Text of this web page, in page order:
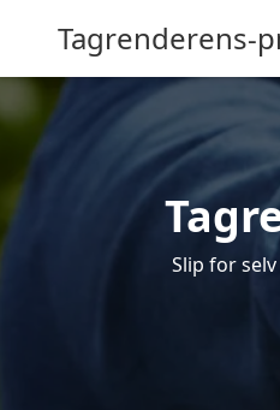
Tagrenderens-
Slip for